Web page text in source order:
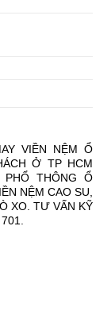
VIỀN NỆM Ổ
Ở TP HCM
PHỔ THÔNG Ổ
NỆM CAO SU,
XO. TƯ VẤN KỸ